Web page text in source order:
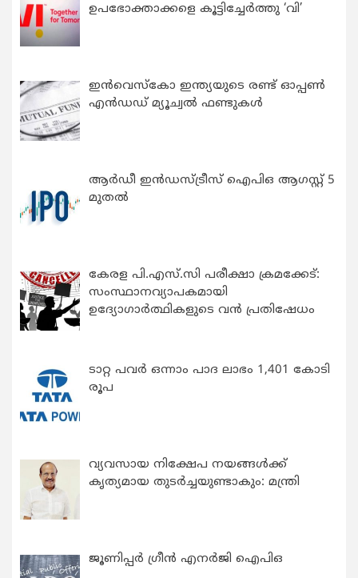
ഉപഭോക്താക്കളെ കൂട്ടിച്ചേർത്തു ‘വി’
ഇന്‍വെസ്കോ ഇന്ത്യയുടെ രണ്ട് ഓപ്പണ്‍
എന്‍ഡഡ് മ്യൂച്വല്‍ ഫണ്ടുകള്‍
ആർഡീ ഇൻഡസ്ട്രീസ് ഐപിഒ ആഗസ്റ്റ് 5
മുതൽ
കേരള പി.എസ്.സി പരീക്ഷാ ക്രമക്കേട്:
സംസ്ഥാനവ്യാപകമായി
ഉദ്യോഗാര്‍ത്ഥികളുടെ വന്‍ പ്രതിഷേധം
ടാറ്റ പവർ ഒന്നാം പാദ ലാഭം 1,401 കോടി
രൂപ
വ്യവസായ നിക്ഷേപ നയങ്ങള്‍ക്ക്
കൃത്യമായ തുടര്‍ച്ചയുണ്ടാകും: മന്ത്രി
ജൂണിപ്പർ ഗ്രീൻ എനർജി ഐപിഒ